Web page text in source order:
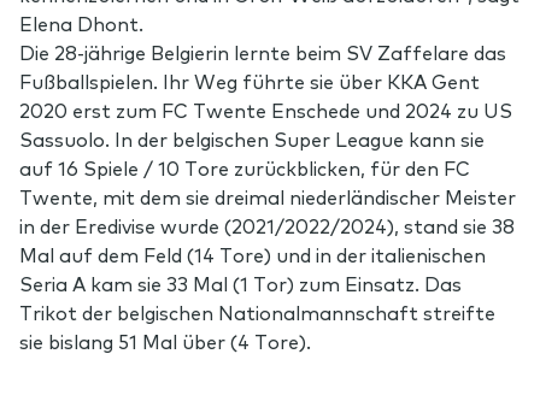
Elena Dhont.
Die 28-jährige Belgierin lernte beim SV Zaffelare das
Fußballspielen. Ihr Weg führte sie über KKA Gent
2020 erst zum FC Twente Enschede und 2024 zu US
Sassuolo. In der belgischen Super League kann sie
auf 16 Spiele / 10 Tore zurückblicken, für den FC
Twente, mit dem sie dreimal niederländischer Meister
in der Eredivise wurde (2021/2022/2024), stand sie 38
Mal auf dem Feld (14 Tore) und in der italienischen
Seria A kam sie 33 Mal (1 Tor) zum Einsatz. Das
Trikot der belgischen Nationalmannschaft streifte
sie bislang 51 Mal über (4 Tore).